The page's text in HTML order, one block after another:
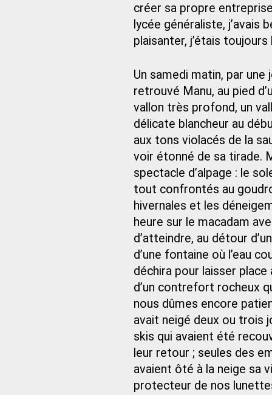
créer sa propre
lycée généraliste, j’avais
plaisanter, j’étais toujours
Un samedi matin, par une
retrouvé Manu, au pied
vallon très profond, un
délicate blancheur au
aux tons violacés de la
voir étonné de sa tirade.
spectacle d’alpage : le
tout confrontés au
hivernales et les
heure sur le macadam
d’atteindre, au détour
d’une fontaine où l’eau
déchira pour laisser
d’un contrefort rocheux
nous dûmes encore
avait neigé deux ou trois
skis qui avaient été
leur retour ; seules des
avaient ôté à la neige sa
protecteur de nos